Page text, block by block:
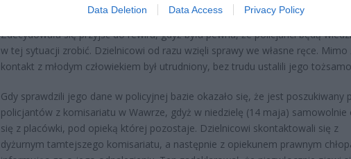
Data Deletion Data Access Privacy Policy
Zdecydowała się przyjść do rewiru, gdyż była pewna, że policjanci będą
w tej sytuacji zrobić. Dzielnicowi od razu wzięli sprawy we własne ręce. Mimo
kontakt z młodym człowiekiem był utrudniony, bez trudu ustalili jego
Gdy sprawdzili jego dane w policyjnej bazie okazało się, że jest poszukiwany
policjantów z komisariatu w Wawrze, gdyż w niedzielę (14 maja) samowolnie
się z placówki, pod opieką której pozostaje. Dzielnicowi skontaktowali się z
dyżurnym tamtejszego komisariatu, a następnie z opiekunem prawnym